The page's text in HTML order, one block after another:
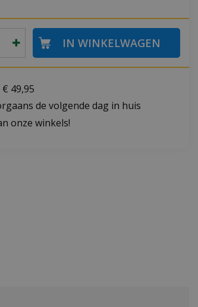
49,95
de volgende dag in huis
onze winkels!